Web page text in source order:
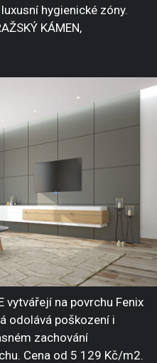
hygienické zóny.
KÁMEN,
vytvářejí na povrchu Fenix
odolává poškození i
zachování
Cena od 5 129 Kč/m2.